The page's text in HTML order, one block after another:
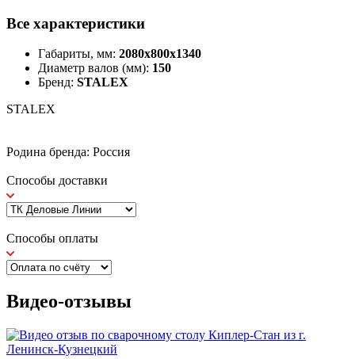
Все характеристики
Габариты, мм: 2080х800х1340
Диаметр валов (мм): 150
Бренд: STALEX
STALEX
Родина бренда: Россия
Способы доставки
Способы оплаты
Видео-отзывы